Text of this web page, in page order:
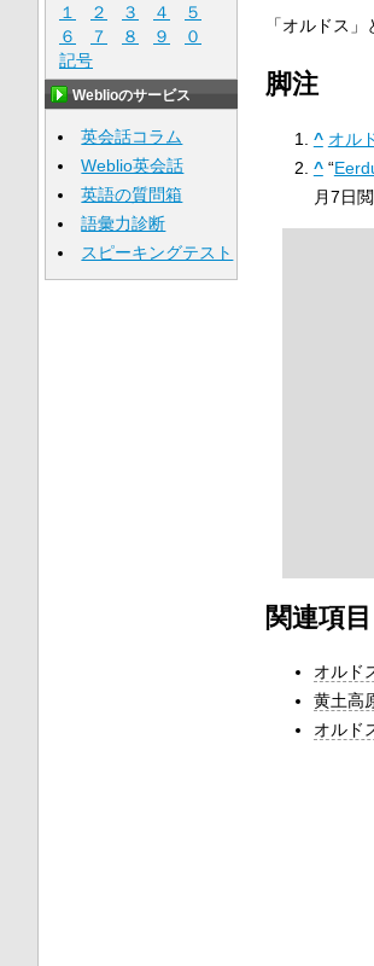
「オルドス
脚注
^ オル
^ “
月7日閲
関連項目
オルド
黄土高
オルド
１ ２ ３ ４
５
６
７ ８ ９
０
記号
Weblioのサービス
英会話コラム
Weblio英会話
英語の質問箱
語彙力診断
スピーキングテスト